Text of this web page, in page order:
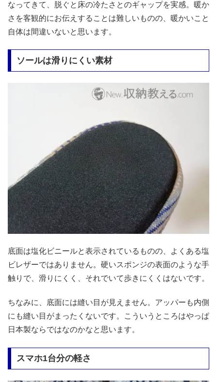
なってきて、脱ぐと床の冷たさとのギャップを実感。暖か
さを客観的にお伝えすることは難しいものの、暖かいこと
自体は間違いないと思います。
ソールは滑りにくい素材
底面は塩化ビニールと表示されているものの、よくある塩
ビレザーではありません。硬いスポンジの表面のような手
触りで、滑りにくく、それでいて歩きにくくはないです。
ちなみに、底面には縫い目が見えません。アッパーも内側
にも縫い目がまったくないです。こういうところはやっぱ
日本製ならではなのかなと思います。
スマホ1台分の軽さ